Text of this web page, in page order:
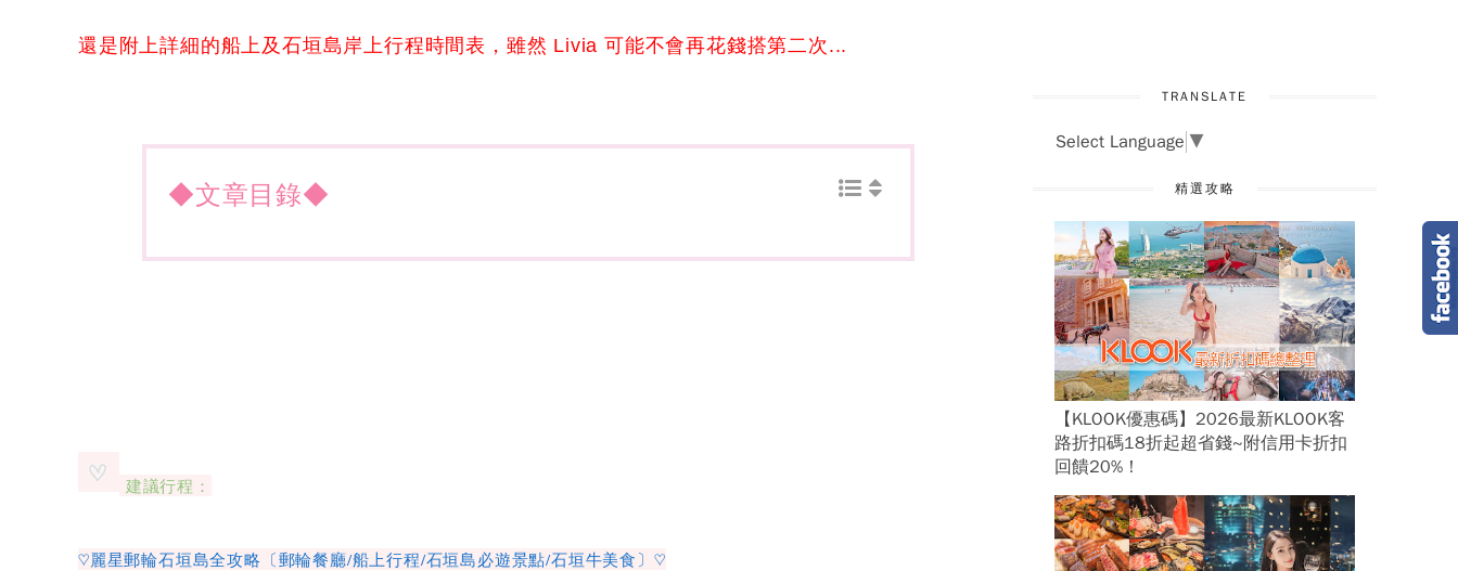
還是附上詳細的船上及石垣島岸上行程時間表，雖然 Livia 可能不會再花錢搭第二次...
◆文章目錄◆
建議行程：
♡麗星郵輪石垣島全攻略〔郵輪餐廳/船上行程/石垣島必遊景點/石垣牛美食〕♡
TRANSLATE
Select Language ▼
精選攻略
【KLOOK優惠碼】2026最新KLOOK客
路折扣碼18折起超省錢~附信用卡折扣
回饋20%！